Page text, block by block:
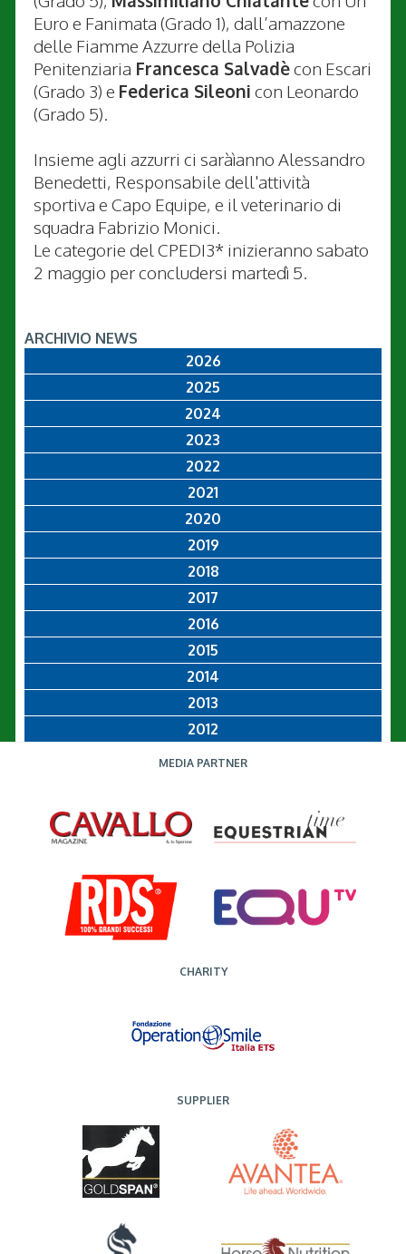
Euro e Fanimata (Grado 1), dall’amazzone
delle Fiamme Azzurre della Polizia
Penitenziaria Francesca Salvadècon Escari
(Grado 3) e Federica Sileoni con Leonardo
(Grado 5).
Insieme agli azzurri ci saràìanno Alessandro
Benedetti, Responsabile dell'attività
sportiva e Capo Equipe, e il veterinario di
squadra Fabrizio Monici.
Le categorie del CPEDI3* inizieranno sabato
2 maggio per concludersi martedì 5.
ARCHIVIO NEWS
2026
2025
2024
2023
2022
2021
2020
2019
2018
2017
2016
2015
2014
2013
2012
MEDIA PARTNER
CHARITY
SUPPLIER